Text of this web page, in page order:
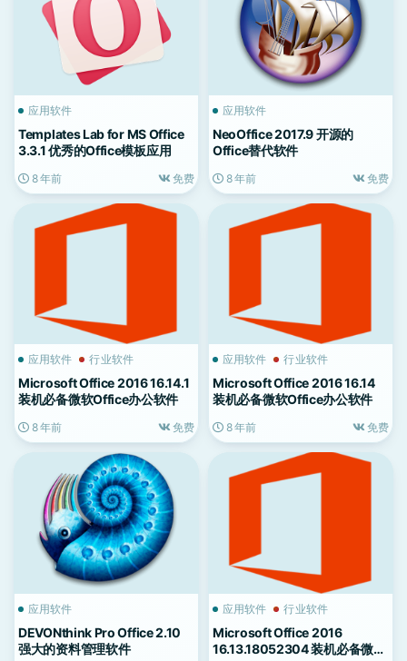
应用软件
Templates Lab for MS Office
3.3.1 优秀的Office模板应用
8 年前 免费
应用软件
NeoOffice 2017.9 开源的
Office替代软件
8 年前 免费
应用软件 行业软件
Microsoft Office 2016 16.14.1
装机必备微软Office办公软件
8 年前 免费
应用软件 行业软件
Microsoft Office 2016 16.14
装机必备微软Office办公软件
8 年前 免费
应用软件
DEVONthink Pro Office 2.10
强大的资料管理软件
应用软件 行业软件
Microsoft Office 2016
16.13.18052304 装机必备微软